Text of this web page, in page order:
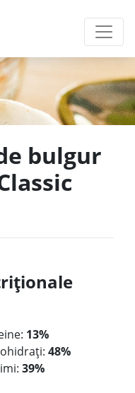
bulgur
13%
48%
39%